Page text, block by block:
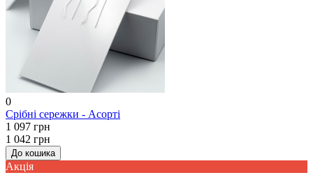
0
Срібні сережки - Асорті
1 097 грн
1 042 грн
До кошика
Акцiя